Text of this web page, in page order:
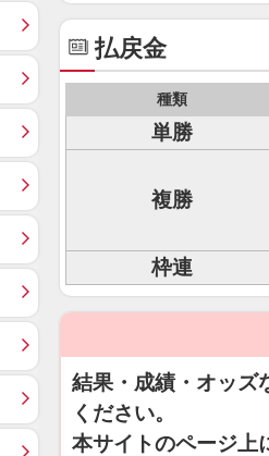
払戻金
種類
単勝
複勝
枠連
結果・成績・オッズ
ください。
本サイトのページ上